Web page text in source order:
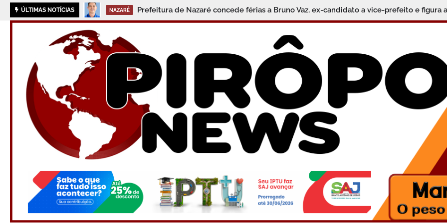
ÚLTIMAS NOTÍCIAS NAZARÉ Prefeitura de Nazaré concede férias a Bruno Vaz, ex-candidato a vice-prefeito e figura